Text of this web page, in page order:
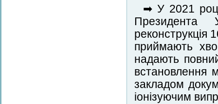
➡ У 2021
Президента
реконструкція
приймають
надають
встановлення
закладом
іонізуючим